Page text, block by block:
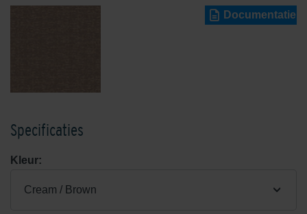
Documentatie
Specificaties
Kleur:
Cream / Brown